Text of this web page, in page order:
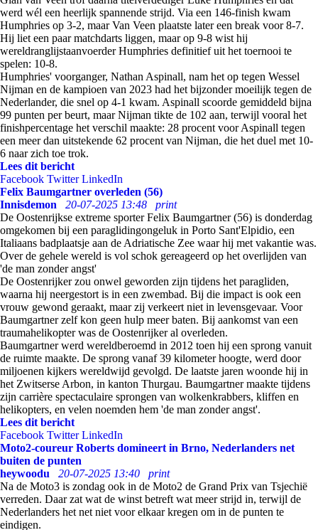
werd wél een heerlijk spannende strijd. Via een 146-finish kwam
Humphries op 3-2, maar Van Veen plaatste later een break voor 8-7.
Hij liet een paar matchdarts liggen, maar op 9-8 wist hij
wereldranglijstaanvoerder Humphries definitief uit het toernooi te
spelen: 10-8.
Humphries' voorganger, Nathan Aspinall, nam het op tegen Wessel
Nijman en de kampioen van 2023 had het bijzonder moeilijk tegen de
Nederlander, die snel op 4-1 kwam. Aspinall scoorde gemiddeld bijna
99 punten per beurt, maar Nijman tikte de 102 aan, terwijl vooral het
finishpercentage het verschil maakte: 28 procent voor Aspinall tegen
een meer dan uitstekende 62 procent van Nijman, die het duel met 10-
6 naar zich toe trok.
Lees dit bericht
Facebook Twitter LinkedIn
Felix Baumgartner overleden (56)
Innisdemon
20-07-2025 13:48
print
De Oostenrijkse extreme sporter Felix Baumgartner (56) is donderdag
omgekomen bij een paraglidingongeluk in Porto Sant'Elpidio, een
Italiaans badplaatsje aan de Adriatische Zee waar hij met vakantie was.
Over de gehele wereld is vol schok gereageerd op het overlijden van
'de man zonder angst'
De Oostenrijker zou onwel geworden zijn tijdens het paragliden,
waarna hij neergestort is in een zwembad. Bij die impact is ook een
vrouw gewond geraakt, maar zij verkeert niet in levensgevaar. Voor
Baumgartner zelf kon geen hulp meer baten. Bij aankomst van een
traumahelikopter was de Oostenrijker al overleden.
Baumgartner werd wereldberoemd in 2012 toen hij een sprong vanuit
de ruimte maakte. De sprong vanaf 39 kilometer hoogte, werd door
miljoenen kijkers wereldwijd gevolgd. De laatste jaren woonde hij in
het Zwitserse Arbon, in kanton Thurgau. Baumgartner maakte tijdens
zijn carrière spectaculaire sprongen van wolkenkrabbers, kliffen en
helikopters, en velen noemden hem 'de man zonder angst'.
Lees dit bericht
Facebook Twitter LinkedIn
Moto2-coureur Roberts domineert in Brno, Nederlanders net
buiten de punten
heywoodu
20-07-2025 13:40
print
Na de Moto3 is zondag ook in de Moto2 de Grand Prix van Tsjechië
verreden. Daar zat wat de winst betreft wat meer strijd in, terwijl de
Nederlanders het net niet voor elkaar kregen om in de punten te
eindigen.